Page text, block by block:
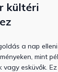
kültéri
a nap
mint
vagy esküvők.